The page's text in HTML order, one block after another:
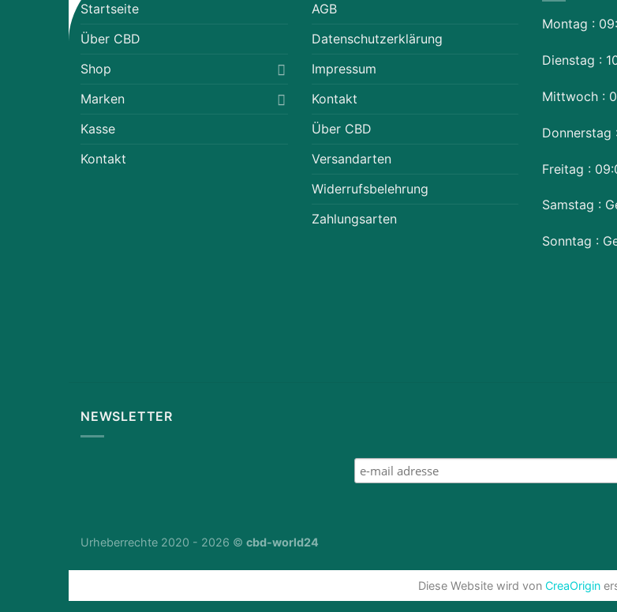
Startseite
Über CBD
Shop
Marken
Kasse
Kontakt
AGB
Datenschutzerklärung
Impressum
Kontakt
Über CBD
Versandarten
Widerrufsbelehrung
Zahlungsarten
Montag :
Dienstag :
Mittwoch :
Donnerstag
Freitag :
Samstag :
Sonntag :
NEWSLETTER
Urheberrechte 2020 - 2026 © cbd-world24
Diese Website wird von CreaOrigin